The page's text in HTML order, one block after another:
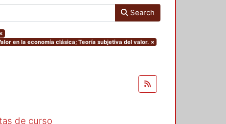
Search
×
en la economía clásica; Teoría subjetiva del valor. ×
de curso